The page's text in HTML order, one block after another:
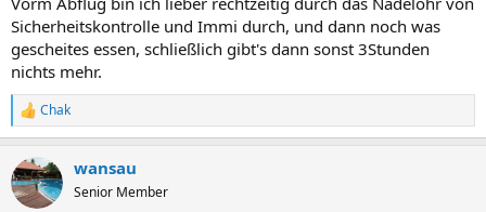
Sicherheitskontrolle und Immi durch, und dann noch was
gescheites essen, schließlich gibt's dann sonst 3Stunden
nichts mehr.
R
e
k
t
i
Chak
wansau
Senior Member